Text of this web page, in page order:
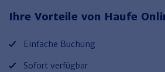
Ihre Vorteile von Haufe
Einfache Buchung
Sofort verfügbar